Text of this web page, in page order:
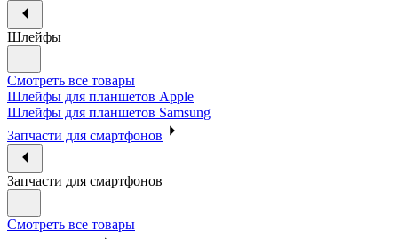
Шлейфы
Смотреть все товары
Шлейфы для планшетов Apple
Шлейфы для планшетов Samsung
Запчасти для смартфонов
Запчасти для смартфонов
Смотреть все товары